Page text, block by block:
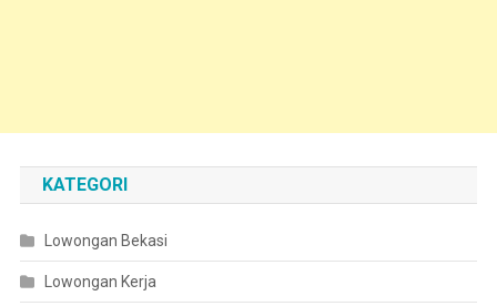
KATEGORI
Lowongan Bekasi
Lowongan Kerja